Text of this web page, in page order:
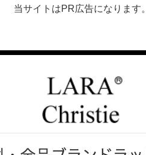
当サイトはPR広告になります。